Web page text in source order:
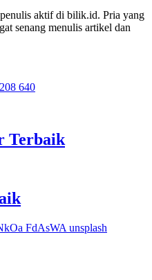
aktif di bilik.id. Pria yang
senang menulis artikel dan
Terbaik